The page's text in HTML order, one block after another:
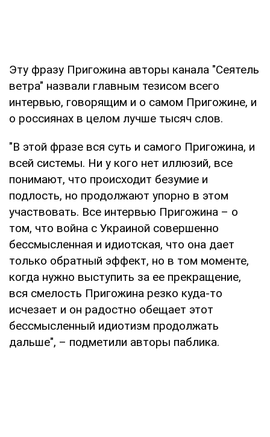
Эту фразу Пригожина авторы канала "Сеятель
ветра" назвали главным тезисом всего
интервью, говорящим и о самом Пригожине, и
о россиянах в целом лучше тысяч слов.
"В этой фразе вся суть и самого Пригожина, и
всей системы. Ни у кого нет иллюзий, все
понимают, что происходит безумие и
подлость, но продолжают упорно в этом
участвовать. Все интервью Пригожина – о
том, что война с Украиной совершенно
бессмысленная и идиотская, что она дает
только обратный эффект, но в том моменте,
когда нужно выступить за ее прекращение,
вся смелость Пригожина резко куда-то
исчезает и он радостно обещает этот
бессмысленный идиотизм продолжать
дальше", – подметили авторы паблика.